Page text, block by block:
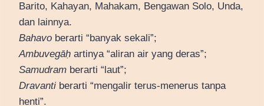
Barito, Kahayan, Mahakam, Bengawan Solo, Unda,
dan lainnya.
Bahavo berarti “banyak sekali”;
Ambuvegāḥ artinya “aliran air yang deras”;
Samudram berarti “laut”;
Dravanti berarti “mengalir terus-menerus tanpa
henti”.